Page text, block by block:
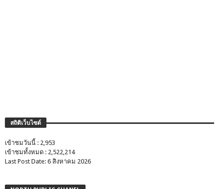
สถิติเว็บไซต์
เข้าชมวันนี้ : 2,953
เข้าชมทั้งหมด : 2,522,214
Last Post Date: 6 สิงหาคม 2026